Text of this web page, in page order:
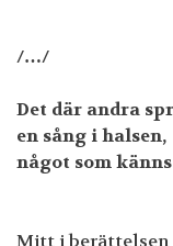
/…/
Det där andra
en sång i halsen,
något som
Mitt i berättelsen